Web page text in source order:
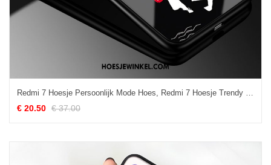
Redmi 7 Hoesje Persoonlijk Mode Hoes, Redmi 7 Hoesje Trendy Merk Mobiele Telefoon Beige
€ 20.50 € 37.00